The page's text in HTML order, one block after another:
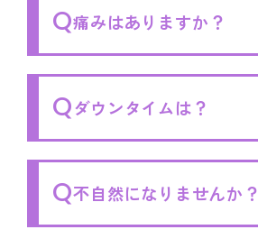
Q痛みはありますか？
Qダウンタイムは？
Q不自然になりませんか？